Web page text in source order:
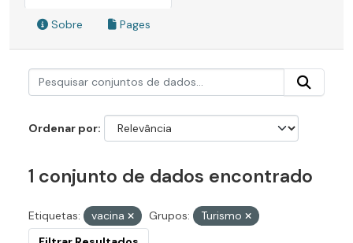
Sobre Pages
Ordenar por
1 conjunto de dados encontrado
Etiquetas: vacina Grupos:
Turismo